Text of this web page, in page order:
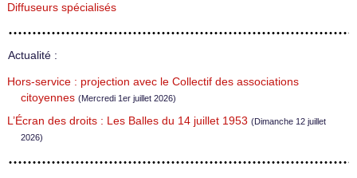
Diffuseurs spécialisés
Actualité :
Hors-service : projection avec le Collectif des associations
citoyennes (Mercredi 1er juillet 2026)
L’Écran des droits : Les Balles du 14 juillet 1953 (Dimanche 12 juillet
2026)